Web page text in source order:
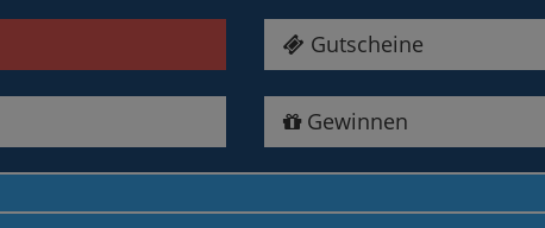
Gutscheine
Gewinnen